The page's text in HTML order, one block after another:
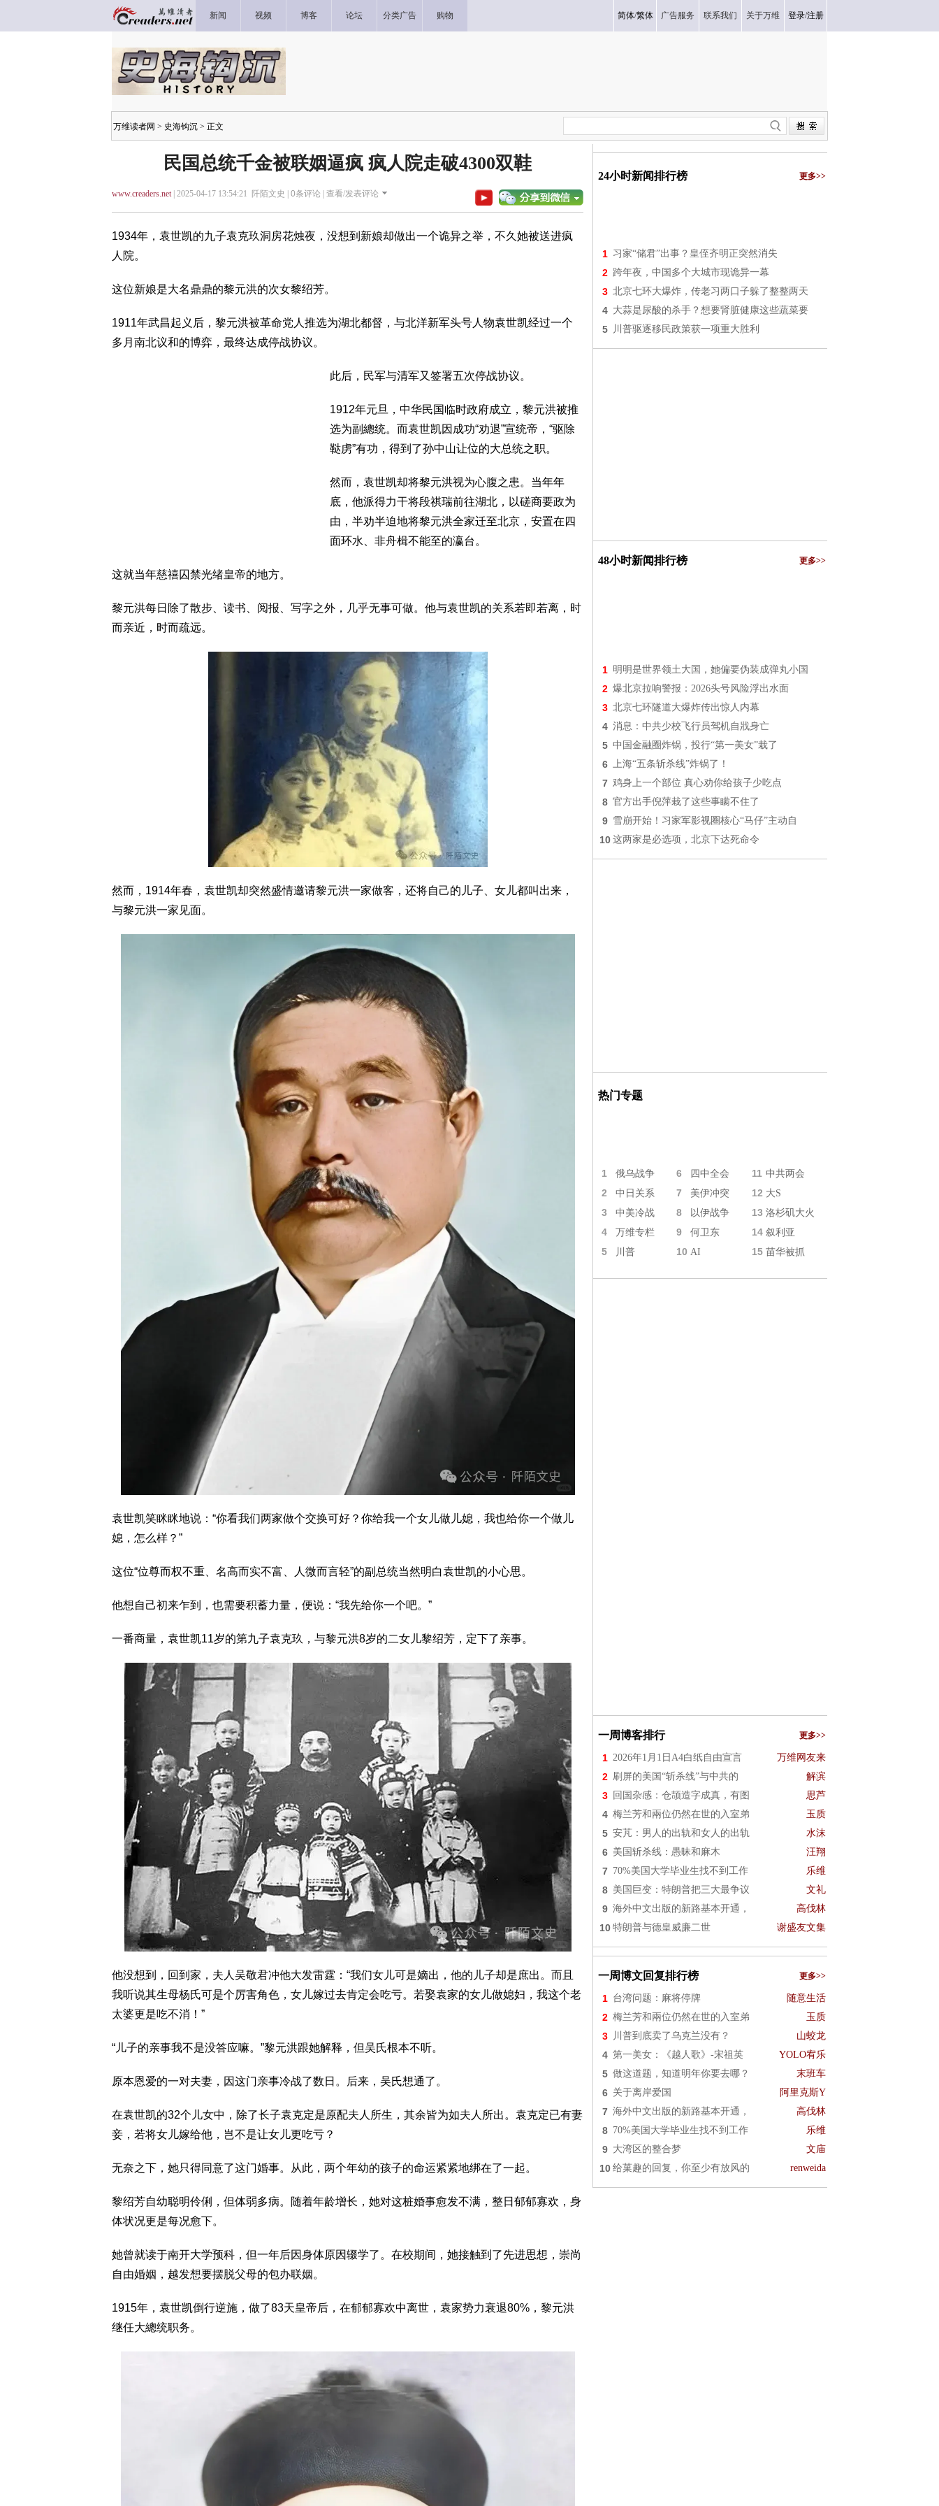
新闻 视频 博客 论坛 分类广告 购物 简体/繁体 广告服务 联系我们 关于万维 登录/注册
万维读者网 > 史海钩沉 > 正文
民国总统千金被联姻逼疯 疯人院走破4300双鞋
www.creaders.net| 2025-04-17 13:54:21 阡陌文史 | 0条评论 | 查看/发表评论
1934年，袁世凯的九子袁克玖洞房花烛夜，没想到新娘却做出一个诡异之举，不久她被送进疯
人院。
这位新娘是大名鼎鼎的黎元洪的次女黎绍芳。
1911年武昌起义后，黎元洪被革命党人推选为湖北都督，与北洋新军头号人物袁世凯经过一个
多月南北议和的博弈，最终达成停战协议。
此后，民军与清军又签署五次停战协议。
1912年元旦，中华民国临时政府成立，黎元洪被推
选为副總统。而袁世凯因成功“劝退”宣统帝，“驱除
鞑虏”有功，得到了孙中山让位的大总统之职。
然而，袁世凯却将黎元洪视为心腹之患。当年年
底，他派得力干将段祺瑞前往湖北，以磋商要政为
由，半劝半迫地将黎元洪全家迁至北京，安置在四
面环水、非舟楫不能至的瀛台。
这就当年慈禧囚禁光绪皇帝的地方。
黎元洪每日除了散步、读书、阅报、写字之外，几乎无事可做。他与袁世凯的关系若即若离，时
而亲近，时而疏远。
然而，1914年春，袁世凯却突然盛情邀请黎元洪一家做客，还将自己的儿子、女儿都叫出来，
与黎元洪一家见面。
袁世凯笑眯眯地说：“你看我们两家做个交换可好？你给我一个女儿做儿媳，我也给你一个做儿
媳，怎么样？”
这位“位尊而权不重、名高而实不富、人微而言轻”的副总统当然明白袁世凯的小心思。
他想自己初来乍到，也需要积蓄力量，便说：“我先给你一个吧。”
一番商量，袁世凯11岁的第九子袁克玖，与黎元洪8岁的二女儿黎绍芳，定下了亲事。
他没想到，回到家，夫人吴敬君冲他大发雷霆：“我们女儿可是嫡出，他的儿子却是庶出。而且
我听说其生母杨氏可是个厉害角色，女儿嫁过去肯定会吃亏。若娶袁家的女儿做媳妇，我这个老
太婆更是吃不消！”
“儿子的亲事我不是没答应嘛。”黎元洪跟她解释，但吴氏根本不听。
原本恩爱的一对夫妻，因这门亲事冷战了数日。后来，吴氏想通了。
在袁世凯的32个儿女中，除了长子袁克定是原配夫人所生，其余皆为如夫人所出。袁克定已有妻
妾，若将女儿嫁给他，岂不是让女儿更吃亏？
无奈之下，她只得同意了这门婚事。从此，两个年幼的孩子的命运紧紧地绑在了一起。
黎绍芳自幼聪明伶俐，但体弱多病。随着年龄增长，她对这桩婚事愈发不满，整日郁郁寡欢，身
体状况更是每况愈下。
她曾就读于南开大学预科，但一年后因身体原因辍学了。在校期间，她接触到了先进思想，崇尚
自由婚姻，越发想要摆脱父母的包办联姻。
1915年，袁世凯倒行逆施，做了83天皇帝后，在郁郁寡欢中离世，袁家势力衰退80%，黎元洪
继任大總统职务。
24小时新闻排行榜 更多>>
1 习家“储君”出事？皇侄齐明正突然消失
2 跨年夜，中国多个大城市现诡异一幕
3 北京七环大爆炸，传老习两口子躲了整整两天
4 大蒜是尿酸的杀手？想要肾脏健康这些蔬菜要
5 川普驱逐移民政策获一项重大胜利
48小时新闻排行榜 更多>>
1 明明是世界领土大国，她偏要伪装成弹丸小国
2 爆北京拉响警报：2026头号风险浮出水面
3 北京七环隧道大爆炸传出惊人内幕
4 消息：中共少校飞行员驾机自戕身亡
5 中国金融圈炸锅，投行“第一美女”栽了
6 上海“五条斩杀线”炸锅了！
7 鸡身上一个部位 真心劝你给孩子少吃点
8 官方出手倪萍栽了这些事瞒不住了
9 雪崩开始！习家军影视圈核心“马仔”主动自
10 这两家是必选项，北京下达死命令
热门专题
1 俄乌战争 6 四中全会 11 中共两会
2 中日关系 7 美伊冲突 12 大S
3 中美冷战 8 以伊战争 13 洛杉矶大火
4 万维专栏 9 何卫东 14 叙利亚
5 川普 10 AI 15 苗华被抓
一周博客排行 更多>>
1 2026年1月1日A4白纸自由宣言 万维网友来
2 刷屏的美国“斩杀线”与中共的 解滨
3 回国杂感：仓颉造字成真，有图 思芦
4 梅兰芳和兩位仍然在世的入室弟 玉质
5 安芃：男人的出轨和女人的出轨 水沫
6 美国斩杀线：愚昧和麻木 汪翔
7 70%美国大学毕业生找不到工作 乐维
8 美国巨变：特朗普把三大最争议 文礼
9 海外中文出版的新路基本开通， 高伐林
10 特朗普与德皇威廉二世 谢盛友文集
一周博文回复排行榜 更多>>
1 台湾问题：麻将停牌 随意生活
2 梅兰芳和兩位仍然在世的入室弟 玉质
3 川普到底卖了乌克兰没有？ 山蛟龙
4 第一美女：《越人歌》-宋祖英 YOLO宥乐
5 做这道题，知道明年你要去哪？ 末班车
6 关于离岸爱国 阿里克斯Y
7 海外中文出版的新路基本开通， 高伐林
8 70%美国大学毕业生找不到工作 乐维
9 大湾区的整合梦 文庙
10 给菓趣的回复，你至少有放风的 renweida